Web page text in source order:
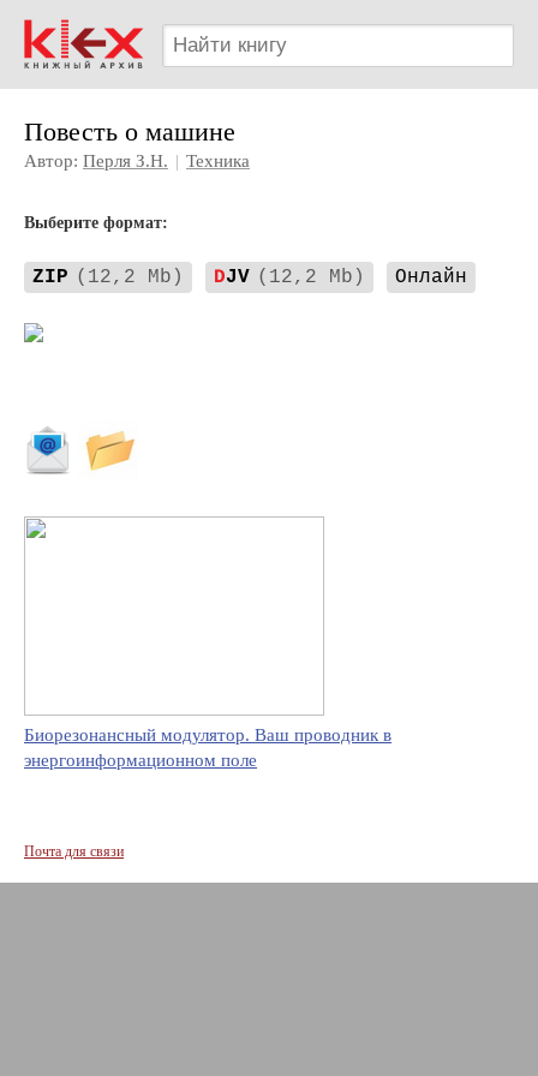
Повесть о машине
Автор: Перля З.Н. | Техника
Выберите формат:
ZIP (12,2 Mb) DJV (12,2 Mb) Онлайн
Биорезонансный модулятор. Ваш проводник в
энергоинформационном поле
Почта для связи